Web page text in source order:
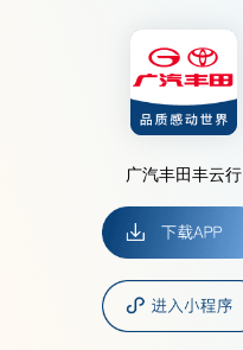
广汽丰田丰云行